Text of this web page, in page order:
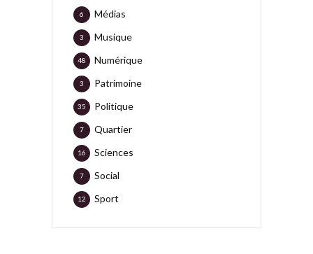
Médias
6
Musique
3
Numérique
48
Patrimoine
3
Politique
35
Quartier
7
Sciences
16
Social
7
Sport
12